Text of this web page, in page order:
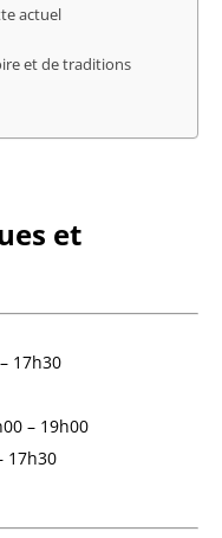
actuel
et de traditions
et
17h30
– 19h00
17h30